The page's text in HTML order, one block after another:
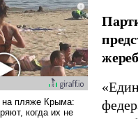
негативные